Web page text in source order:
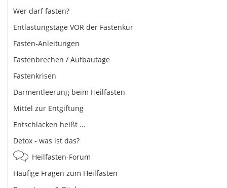
Wer darf fasten?
Entlastungstage VOR der Fastenkur
Fasten-Anleitungen
Fastenbrechen / Aufbautage
Fastenkrisen
Darmentleerung beim Heilfasten
Mittel zur Entgiftung
Entschlacken heißt ...
Detox - was ist das?
Heilfasten-Forum
Häufige Fragen zum Heilfasten